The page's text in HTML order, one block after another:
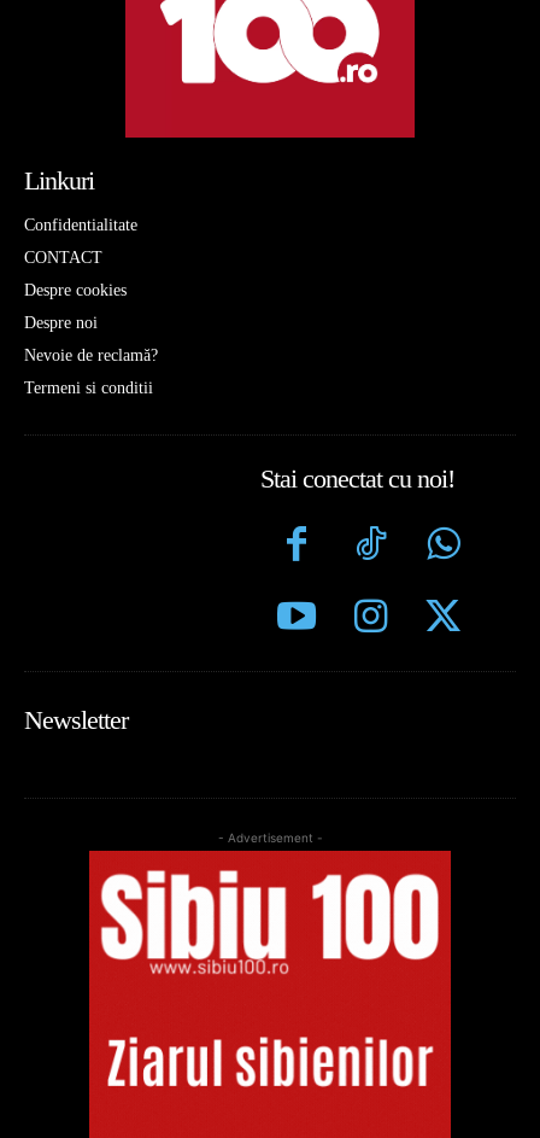
Linkuri
Confidentialitate
CONTACT
Despre cookies
Despre noi
Nevoie de reclamă?
Termeni si conditii
Stai conectat cu noi!
Newsletter
- Advertisement -